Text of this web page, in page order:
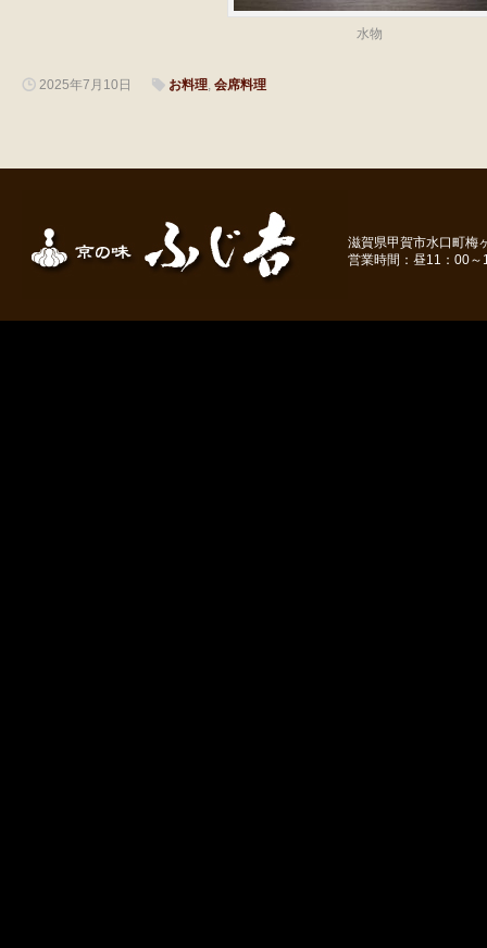
水物
2025年7月10日 お料理 会席料理
滋賀県甲賀市水口町梅
営業時間：昼11：00